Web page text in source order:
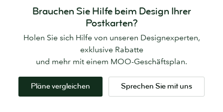
Brauchen Sie Hilfe beim Design Ihrer
Postkarten?
Holen Sie sich Hilfe von unseren Designexperten,
exklusive Rabatte
und mehr mit einem MOO-Geschäftsplan.
Pläne vergleichen Sprechen Sie mit uns